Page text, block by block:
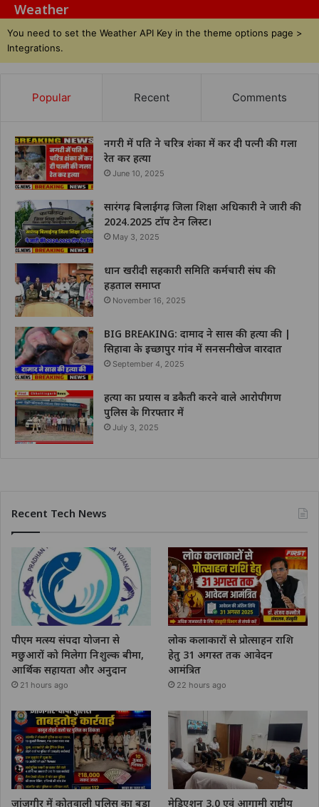
Weather
You need to set the Weather API Key in the theme options page >
Integrations.
Popular Recent Comments
नगरी में पति ने चरित्र शंका में कर दी पत्नी की गला
रेत कर हत्या
June 10, 2025
सारंगढ़ बिलाईगढ़ जिला शिक्षा अधिकारी ने जारी की
2024.2025 टॉप टेन लिस्ट।
May 3, 2025
धान खरीदी सहकारी समिति कर्मचारी संघ की
हड़ताल समाप्त
November 16, 2025
BIG BREAKING: दामाद ने सास की हत्या की |
सिहावा के इच्छापुर गांव में सनसनीखेज वारदात
September 4, 2025
हत्या का प्रयास व डकैती करने वाले आरोपीगण
पुलिस के गिरफ्तार में
July 3, 2025
Recent Tech News
पीएम मत्स्य संपदा योजना से
मछुआरों को मिलेगा निशुल्क बीमा,
आर्थिक सहायता और अनुदान
21 hours ago
लोक कलाकारों से प्रोत्साहन राशि
हेतु 31 अगस्त तक आवेदन
आमंत्रित
22 hours ago
जांजगीर में कोतवाली पुलिस का बड़ा
मेडिएशन 3.0 एवं आगामी राष्ट्रीय